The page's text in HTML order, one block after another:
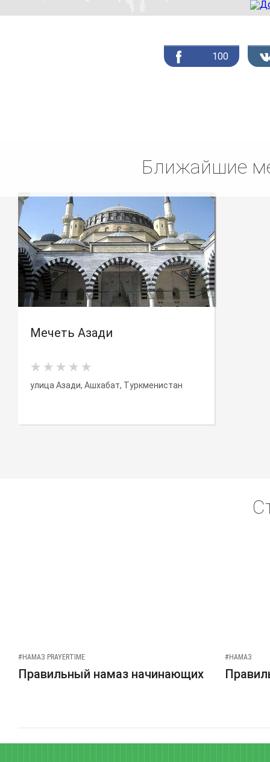
100
Ближайшие
Мечеть Азади
улица Азади, Ашхабат, Туркменистан
#НАМАЗ PRAYERTIME
Правильный намаз начинающих
#НАМАЗ